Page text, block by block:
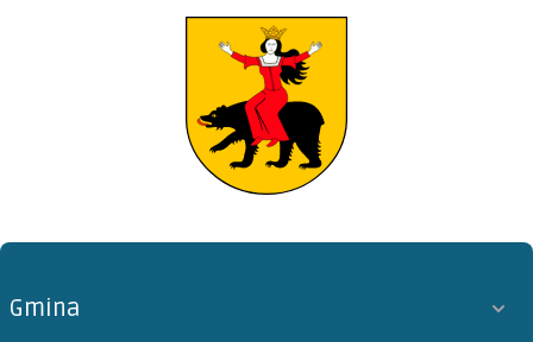
Ożarów
Gmina